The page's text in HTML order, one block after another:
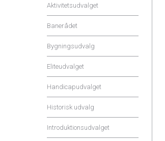
Aktivitetsudvalget
Banerådet
Bygningsudvalg
Eliteudvalget
Handicapudvalget
Historisk udvalg
Introduktionsudvalget